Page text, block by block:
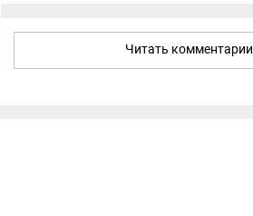
Читать комментарии